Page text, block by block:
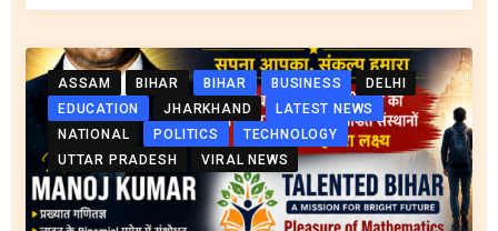
ASSAM BIHAR BIHAR BUSINESS
DELHI
EDUCATION
JHARKHAND
LATEST NEWS
NATIONAL
POLITICS
TECHNOLOGY
UTTAR PRADESH
VIRAL NEWS